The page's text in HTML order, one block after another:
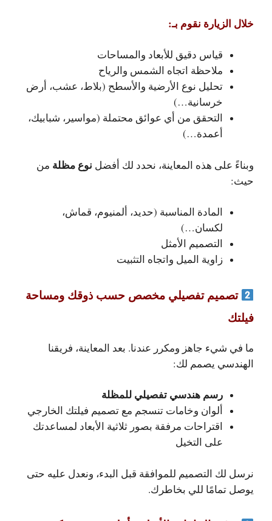
خلال الزيارة نقوم بـ:
قياس دقيق للأبعاد والمساحات
ملاحظة اتجاه الشمس والرياح
تحليل نوع الأرضية والأسطح (بلاط، عشب، أرض
خرسانية…)
التحقق من أي عوائق محتملة (مواسير، شبابيك،
أعمدة…)
وبناءً على هذه المعاينة، نحدد لك أفضل نوع مظلة من
حيث:
المادة المناسبة (حديد، ألمنيوم، قماش،
لكسان…)
التصميم الأمثل
زاوية الميل واتجاه التثبيت
تصميم تفصيلي مخصص حسب ذوقك ومساحة
فيلتك
ما في شيء جاهز ومكرر عندنا. بعد المعاينة، فريقنا
الهندسي يصمم لك:
رسم هندسي تفصيلي للمظلة
ألوان وخامات تنسجم مع تصميم فيلتك الخارجي
اقتراحات مرفقة بصور ثلاثية الأبعاد لمساعدتك
على التخيل
نرسل لك التصميم للموافقة قبل البدء، ونعدل عليه حتى
يوصل تمامًا للي بخاطرك.